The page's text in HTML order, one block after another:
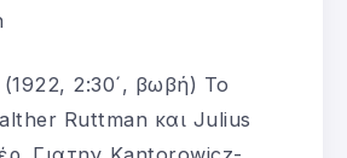
2:30´, βωβή) Το
Ruttman και Julius